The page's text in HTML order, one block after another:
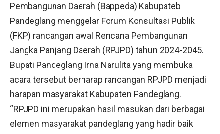
Pembangunan Daerah (Bappeda) Kabupateb
Pandeglang menggelar Forum Konsultasi Publik
(FKP) rancangan awal Rencana Pembangunan
Jangka Panjang Daerah (RPJPD) tahun 2024-2045.
Bupati Pandeglang Irna Narulita yang membuka
acara tersebut berharap rancangan RPJPD menjadi
harapan masyarakat Kabupaten Pandeglang.
“RPJPD ini merupakan hasil masukan dari berbagai
elemen masyarakat pandeglang yang hadir baik